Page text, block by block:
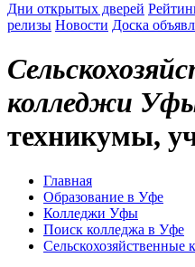
Дни открытых дверей
релизы Новости Доска
колледжи
техникумы,
Главная
Образование в Уфе
Колледжи Уфы
Поиск колледжа в Уфе